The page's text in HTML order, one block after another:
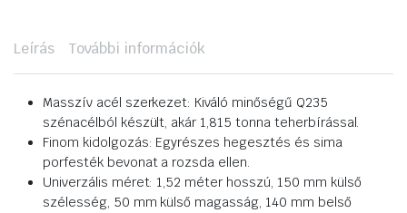
Leírás További információk
Masszív acél szerkezet: Kiváló minőségű Q235
szénacélból készült, akár 1,815 tonna teherbírással.
Finom kidolgozás: Egyrészes hegesztés és sima
porfesték bevonat a rozsda ellen.
Univerzális méret: 1,52 méter hosszú, 150 mm külső
szélesség, 50 mm külső magasság, 140 mm belső